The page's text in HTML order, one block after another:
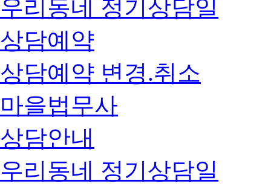
우리동네 정기상담일
상담예약
상담예약 변경.취소
마을법무사
상담안내
우리동네 정기상담일